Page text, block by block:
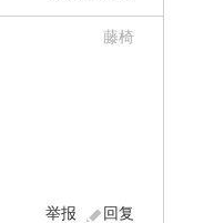
藤椅
回复
举报